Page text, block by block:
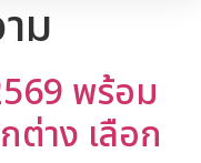
ม
พร้อม
ต่าง เลือก